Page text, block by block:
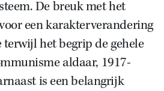
De breuk met het
een karakterverandering
terwijl het begrip de gehele
aldaar, 1917-
is een belangrijk